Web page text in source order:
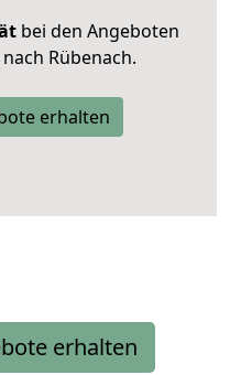
bei den Angeboten
Rübenach.
erhalten
erhalten